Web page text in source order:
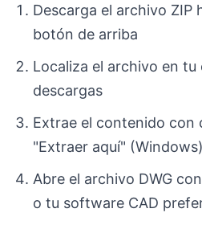
Descarga el archivo ZIP
botón de arriba
Localiza el archivo en tu
descargas
Extrae el contenido
"Extraer aquí"
Abre el archivo DWG
o tu software CAD